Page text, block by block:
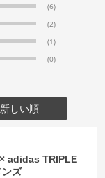
(6)
(2)
(1)
(0)
しい順
adidas TRIPLE
ンズ